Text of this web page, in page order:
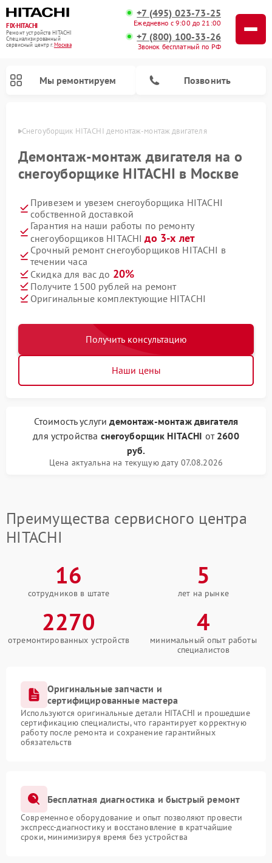
FIX-HITACHI
Ремонт устройств HITACHI
Специализированный
cервисный центр г.Москва
+7 (495) 023-73-25
Ежедневно с 9:00 до 21:00
+7 (800) 100-33-26
Звонок бесплатный по РФ
Мы ремонтируем Позвонить
Снегоуборщик HITACHI демонтаж-монтаж двигателя
Демонтаж-монтаж двигателя на о
снегоуборщике HITACHI в Москве
Привезем и увезем снегоуборщика HITACHI
собственной доставкой
Гарантия на наши работы по ремонту
снегоуборщиков HITACHIдо 3-х лет
Срочный ремонт снегоуборщиков HITACHI в
течении часа
Скидка для вас до 20%
Получите 1500 рублей на ремонт
Оригинальные комплектующие HITACHI
Получить консультацию
Наши цены
Стоимость услугидемонтаж-монтаж двигателя
для устройства снегоуборщик HITACHI от 2600
руб.
Цена актуальна на текущую дату 07.08.2026
Преимущества сервисного центра
HITACHI
16
сотрудников в штате
5
лет на рынке
2270
отремонтированных устройств
4
минимальный опыт работы
специалистов
Оригинальные запчасти и
сертифицированные мастера
Используются оригинальные детали HITACHI и прошедшие
сертификацию специалисты, что гарантирует корректную
работу после ремонта и сохранение гарантийных
обязательств
Бесплатная диагностика и быстрый ремонт
Современное оборудование и опыт позволяют провести
экспресс-диагностику и восстановление в кратчайшие
сроки, минимизируя время без устройства